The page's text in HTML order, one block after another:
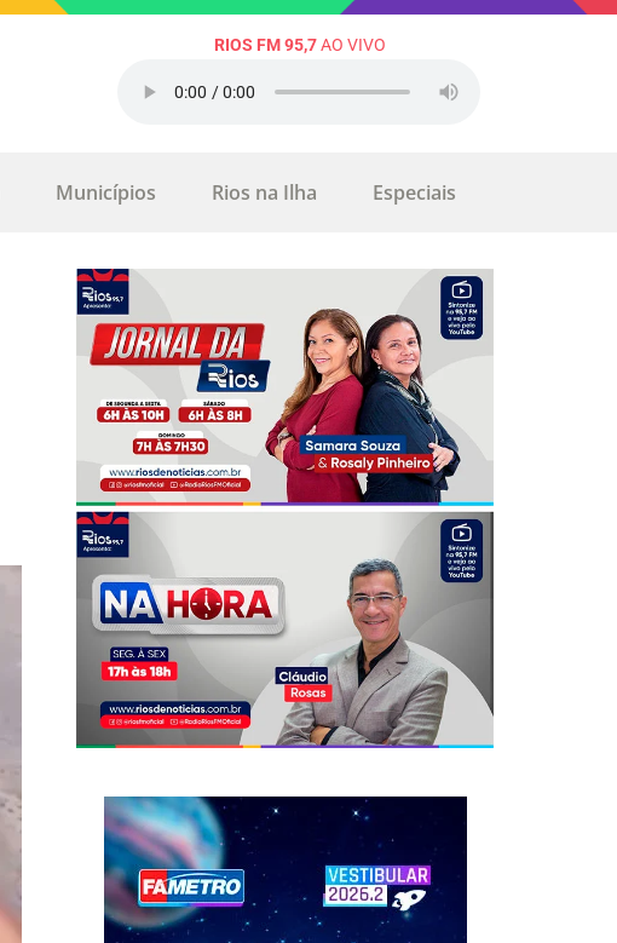
RIOS FM 95,7AO VIVO
Municípios Rios na Ilha Especiais